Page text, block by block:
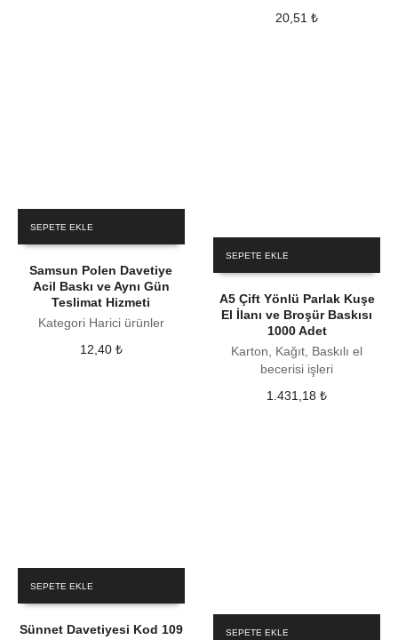
20,51₺
SEPETE EKLE
Samsun Polen Davetiye
Acil Baskı ve Aynı Gün
Teslimat Hizmeti
Kategori Harici ürünler
12,40 ₺
SEPETE EKLE
A5 Çift Yönlü Parlak Kuşe
El İlanı ve Broşür Baskısı
1000 Adet
Karton, Kağıt, Baskılı el
becerisi işleri
1.431,18₺
SEPETE EKLE
Sünnet Davetiyesi Kod 109
SEPETE EKLE